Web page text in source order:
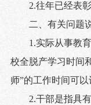
2.往年已经表
二、有关问题
1.实际从事教
校全脱产学习时间
师”的工作时间可以
2.干部是指具